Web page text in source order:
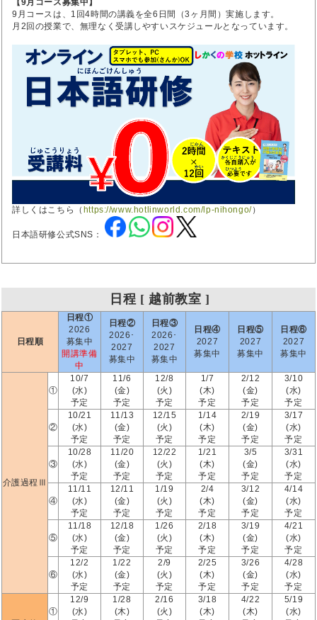
9月コースは、1回4時間の講義を全6日間（3ヶ月間）実施します。
月2回の授業で、無理なく受講しやすいスケジュールとなっています。
詳しくはこちら（ https://www.hotlinworld.com/lp-nihongo/）
日本語研修公式SNS：
日程 [ 越前教室 ]
日程順
日程①
2026
募集中
開講準備
中
日程②
2026･
2027
募集中
日程③
2026･
2027
募集中
日程④
2027
募集中
日程⑤
2027
募集中
日程⑥
2027
募集中
介護過程Ⅲ
①
10/7
(水)
予定
11/6
(金)
予定
12/8
(火)
予定
1/7
(木)
予定
2/12
(金)
予定
3/10
(水)
予定
②
10/21
(水)
予定
11/13
(金)
予定
12/15
(火)
予定
1/14
(木)
予定
2/19
(金)
予定
3/17
(水)
予定
③
10/28
(水)
予定
11/20
(金)
予定
12/22
(火)
予定
1/21
(木)
予定
3/5
(金)
予定
3/31
(水)
予定
④
11/11
(水)
予定
12/11
(金)
予定
1/19
(火)
予定
2/4
(木)
予定
3/12
(金)
予定
4/14
(水)
予定
⑤
11/18
(水)
予定
12/18
(金)
予定
1/26
(火)
予定
2/18
(木)
予定
3/19
(金)
予定
4/21
(水)
予定
⑥
12/2
(水)
予定
1/22
(金)
予定
2/9
(火)
予定
2/25
(木)
予定
3/26
(金)
予定
4/28
(水)
予定
①
12/9
(水)
1/28
(木)
2/16
(火)
3/18
(木)
4/22
(木)
5/19
(水)